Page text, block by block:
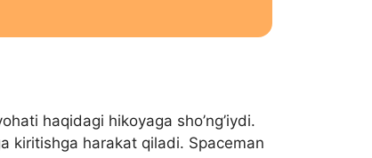
haqidagi hikoyaga sho’ng’iydi.
kiritishga harakat qiladi. Spaceman